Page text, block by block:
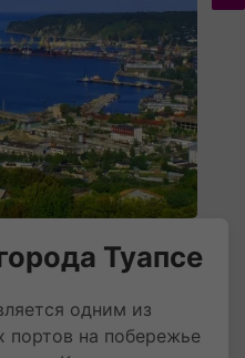
Туапсе
одним из
портов на побережье